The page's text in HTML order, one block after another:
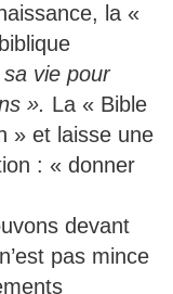
la «
vie pour
». La « Bible
» et laisse une
: « donner
devant
pas mince